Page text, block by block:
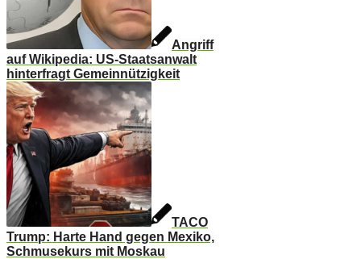
Angriff
auf Wikipedia: US-Staatsanwalt
hinterfragt Gemeinnützigkeit
TACO
Trump: Harte Hand gegen Mexiko,
Schmusekurs mit Moskau